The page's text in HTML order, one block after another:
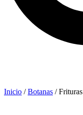
Inicio /Botanas / Frituras